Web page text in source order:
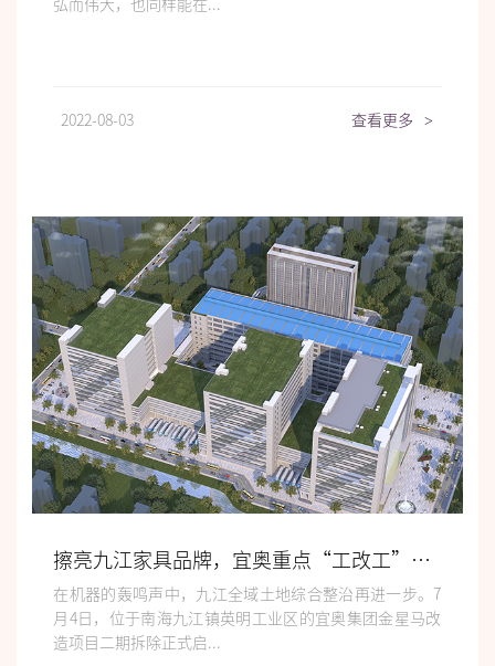
2022-08-03 查看更多 >
擦亮九江家具品牌，宜奥重点“工改工”项目再提速
在机器的轰鸣声中，九江全域土地综合整治再进一步。7
月4日，位于南海九江镇英明工业区的宜奥集团金星马改
造项目二期拆除正式启...